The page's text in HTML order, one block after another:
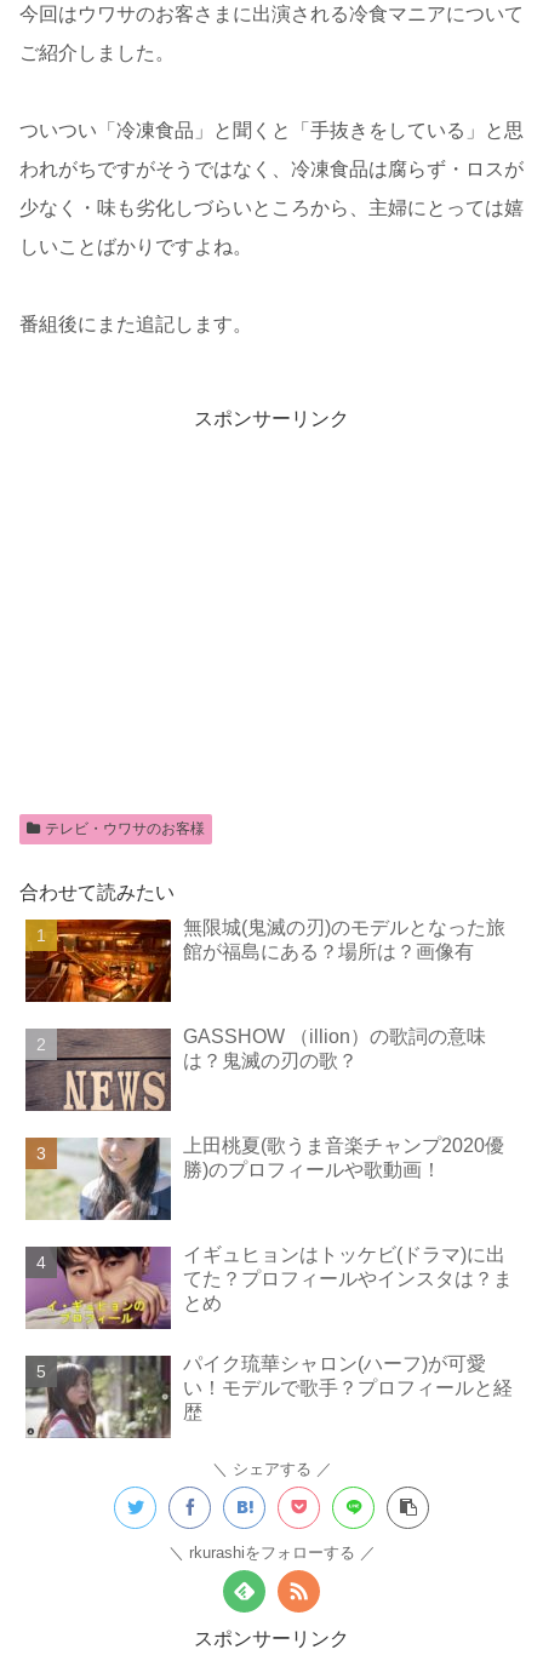
今回はウワサのお客さまに出演される冷食マニアについて
ご紹介しました。
ついつい「冷凍食品」と聞くと「手抜きをしている」と思
われがちですがそうではなく、冷凍食品は腐らず・ロスが
少なく・味も劣化しづらいところから、主婦にとっては嬉
しいことばかりですよね。
番組後にまた追記します。
スポンサーリンク
テレビ・ウワサのお客様
合わせて読みたい
無限城(鬼滅の刃)のモデルとなった旅
館が福島にある？場所は？画像有
GASSHOW （illion）の歌詞の意味
は？鬼滅の刃の歌？
上田桃夏(歌うま音楽チャンプ2020優
勝)のプロフィールや歌動画！
イギュヒョンはトッケビ(ドラマ)に出
てた？プロフィールやインスタは？ま
とめ
パイク琉華シャロン(ハーフ)が可愛
い！モデルで歌手？プロフィールと経
歴
シェアする
rkurashiをフォローする
スポンサーリンク